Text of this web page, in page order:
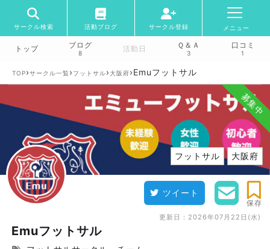
サークル検索 活動ブログ サークル登録 メニュー
トップ ブログ
8 活動日 Ｑ＆Ａ
3
口コミ
1
TOP›サークル一覧 › フットサル› 大阪府›Emuフットサル
募集中
フットサル 大阪府
ツイート
保存
更新日： 2026年07月22日(水)
Emuフットサル